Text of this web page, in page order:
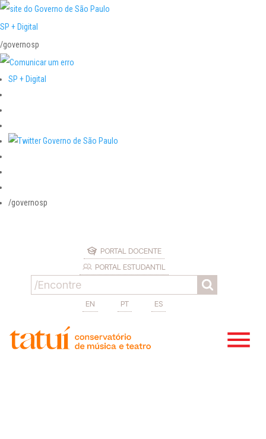
SP + Digital
/governosp
SP + Digital
/governosp
PORTAL DOCENTE
PORTAL ESTUDANTIL
EN PT ES